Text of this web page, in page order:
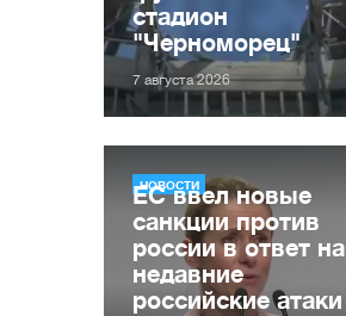
стадион
"Черноморец"
7 августа 2026
НОВОСТИ
ЕС ввел новые
санкции против
россии в ответ на
недавние
российские атаки